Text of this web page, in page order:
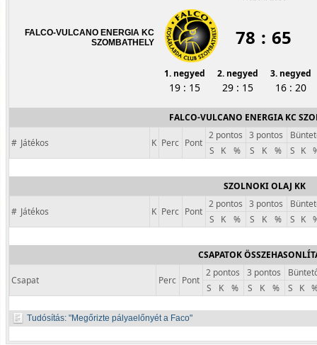
FALCO-VULCANO ENERGIA KC
SZOMBATHELY
78 : 65
1. negyed 2. negyed 3. negyed
19 : 15 29 : 15 16 : 20
FALCO-VULCANO ENERGIA KC
# Játékos K Perc Pont
2 pontos 3 pontos
S
K % S K % S K
SZOLNOKI OLAJ KK
# Játékos K Perc Pont
2 pontos 3 pontos
S
K % S K % S K
CSAPATOK
Csapat Perc Pont
2 pontos 3 pontos
S
K % S K % S K
Tudósítás: Megőrizte pályaelőnyét a Faco